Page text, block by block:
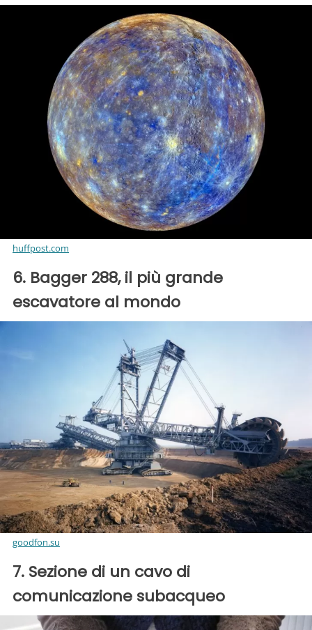
huffpost.com
6. Bagger 288, il più grande
escavatore al mondo
goodfon.su
7. Sezione di un cavo di
comunicazione subacqueo